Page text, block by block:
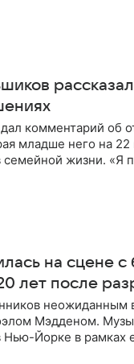
комментарий об
младше него на 22
жизни. «Я
на сцене
лет после
неожиданным
Мэдденом.
Йорке в рамках